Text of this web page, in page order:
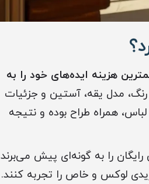
هزینه ایده‌های خود را به
مدل یقه، آستین و جزئیات
همراه طراح بوده و نتیجه
را به گونه‌ای پیش می‌برند
لوکس و خاص را تجربه کنند.